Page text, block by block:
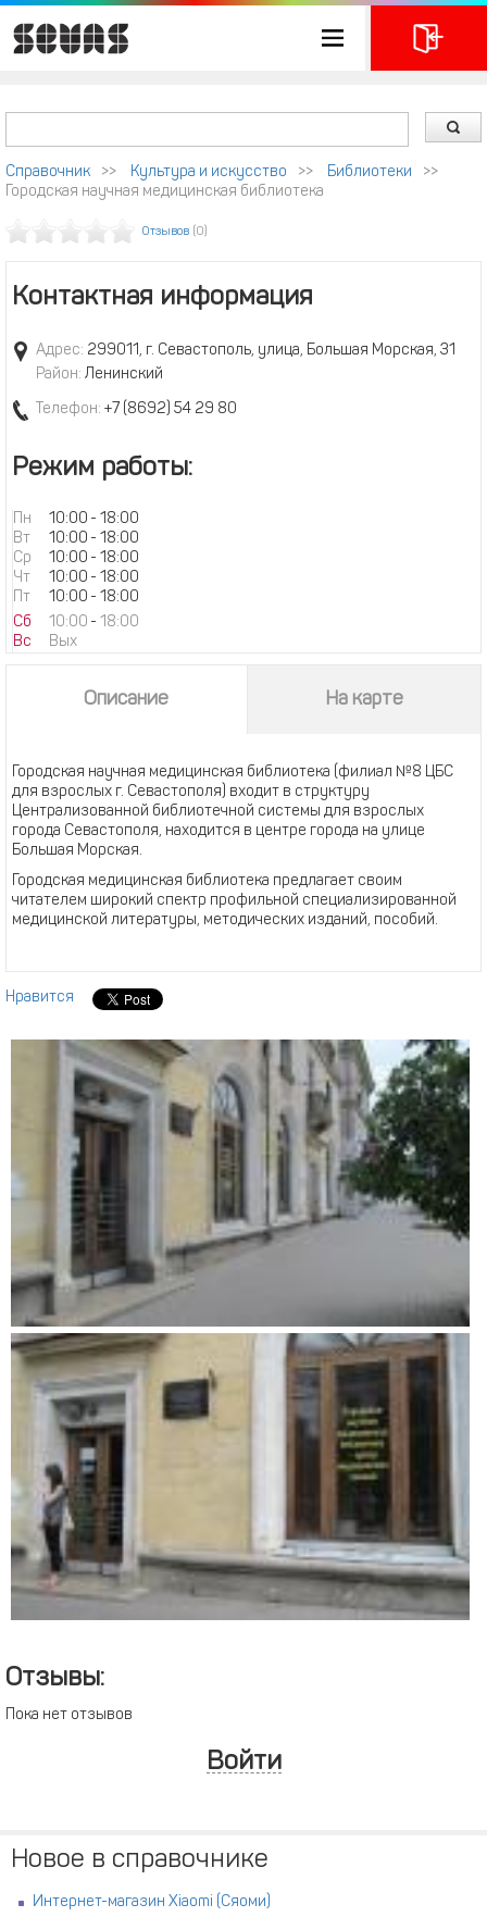
Справочник >> Культура и искусство >> Библиотеки
>>
Городская научная медицинская библиотека
Отзывов (0)
Контактная информация
Адрес: 299011, г. Севастополь, улица, Большая Морская, 31
Район: Ленинский
Телефон: +7 (8692) 54 29 80
Режим работы:
Пн 10:00 - 18:00
Вт
10:00 - 18:00
Ср
10:00 - 18:00
Чт
10:00 - 18:00
Пт
10:00 - 18:00
Сб
10:00 - 18:00
Вс
Вых
Описание На карте
Городская научная медицинская библиотека (филиал №8 ЦБС
для взрослых г. Севастополя) входит в структуру
Централизованной библиотечной системы для взрослых
города Севастополя, находится в центре города на улице
Большая Морская.
Городская медицинская библиотека предлагает своим
читателем широкий спектр профильной специализированной
медицинской литературы, методических изданий, пособий.
Нравится
Отзывы:
Пока нет отзывов
Войти
Новое в справочнике
Интернет-магазин Xiaomi (Сяоми)